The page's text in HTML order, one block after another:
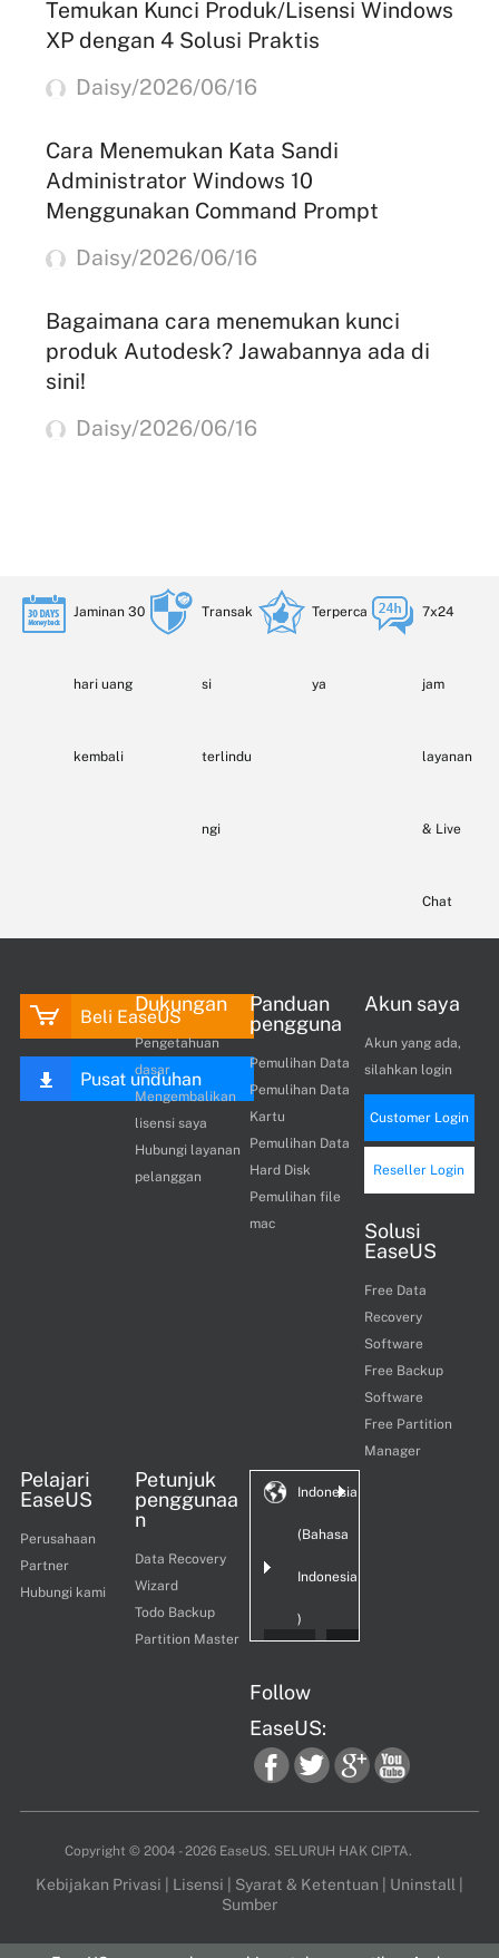
Temukan Kunci Produk/Lisensi Windows
XP dengan 4 Solusi Praktis
Daisy/2026/06/16
Cara Menemukan Kata Sandi
Administrator Windows 10
Menggunakan Command Prompt
Daisy/2026/06/16
Bagaimana cara menemukan kunci
produk Autodesk? Jawabannya ada di
sini!
Daisy/2026/06/16
Jaminan 30
hari uang
kembali
Transak
si
terlindu
ngi
Terperca
ya
7x24
jam
layanan
& Live
Chat
Beli EaseUS
Pusat unduhan
Dukungan
Pengetahuan
dasar
Mengembalikan
lisensi saya
Hubungi layanan
pelanggan
Panduan
pengguna
Pemulihan Data
Pemulihan Data
Kartu
Pemulihan Data
Hard Disk
Pemulihan file
mac
Akun saya
Akun yang ada,
silahkan login
Customer Login
Reseller Login
Solusi
EaseUS
Free Data
Recovery
Software
Free Backup
Software
Free Partition
Manager
Pelajari
EaseUS
Perusahaan
Partner
Hubungi kami
Petunjuk
penggunaa
n
Data Recovery
Wizard
Todo Backup
Partition Master
Indonesia
(Bahasa
Indonesia
)
Follow
EaseUS:
fac
ebo
twi
tter
goo
gle
you
tub
Copyright © 2004 - 2026 EaseUS. SELURUH HAK CIPTA.
Kebijakan Privasi Lisensi Syarat & Ketentuan Uninstall
Sumber